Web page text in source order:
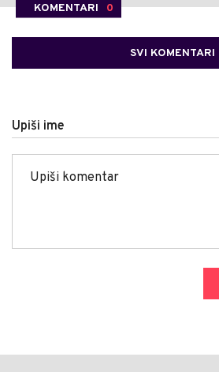
KOMENTARI 0
SVI KOMENTARI
Upiši ime